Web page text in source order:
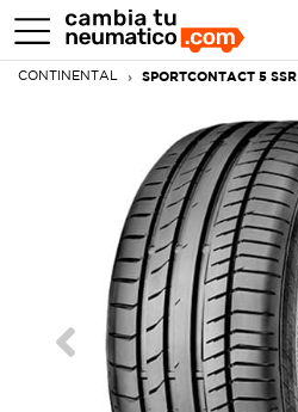
CONTINENTAL SPORTCONTACT 5 SSR
Previous